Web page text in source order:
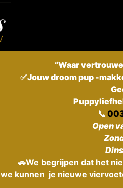
“Waar
✅Jouw droom pup -
📞
Open
🚗We begrijpen dat het
we kunnen je nieuwe